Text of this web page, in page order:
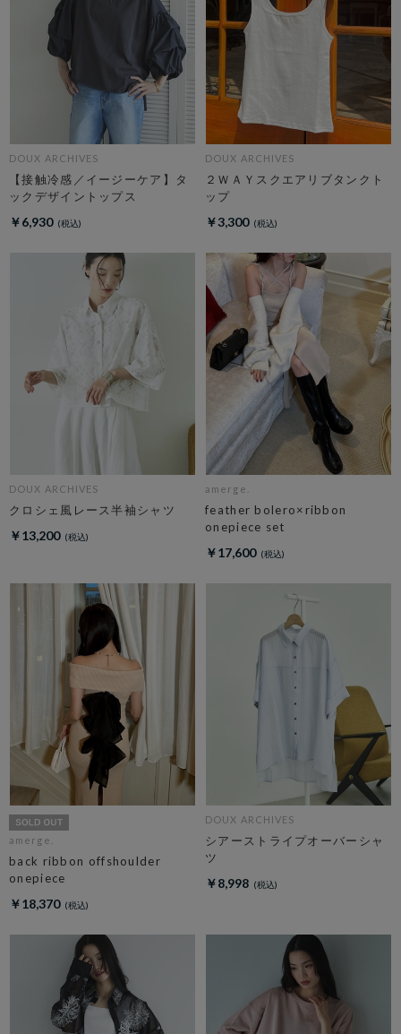
DOUX ARCHIVES
【接触冷感／イージーケア】タ
ックデザイントップス
￥6,930
DOUX ARCHIVES
２ＷＡＹスクエアリブタンクト
ップ
￥3,300
DOUX ARCHIVES
クロシェ風レース半袖シャツ
￥13,200
amerge.
feather bolero×ribbon
onepiece set
￥17,600
amerge.
back ribbon offshoulder
onepiece
￥18,370
DOUX ARCHIVES
シアーストライプオーバーシャ
ツ
￥8,998